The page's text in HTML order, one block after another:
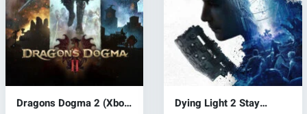
Dragons Dogma 2 (Xbox
Dying Light 2 Stay